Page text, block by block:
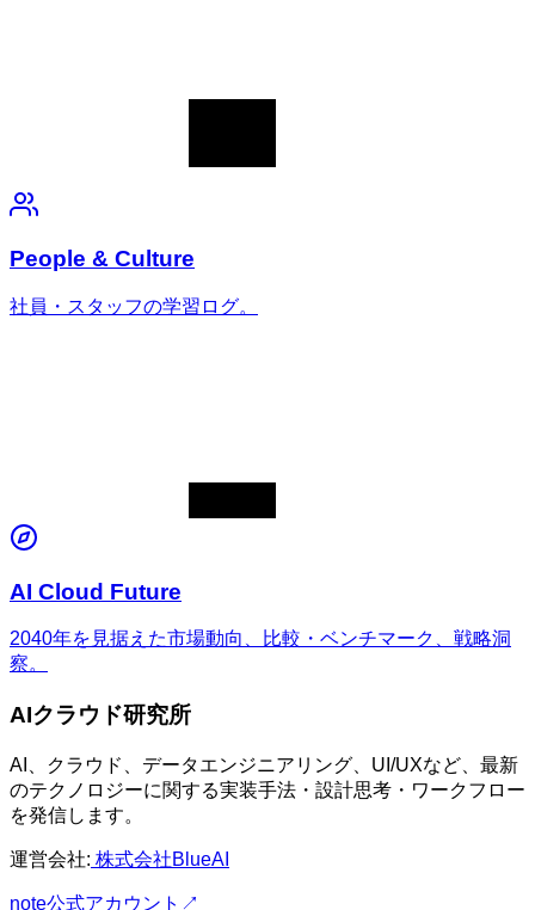
People & Culture
社員・スタッフの学習ログ。
AI Cloud Future
2040年を見据えた市場動向、比較・ベンチマーク、戦略洞
察。
AIクラウド研究所
AI、クラウド、データエンジニアリング、UI/UXなど、最新
のテクノロジーに関する実装手法・設計思考・ワークフロー
を発信します。
運営会社: 株式会社BlueAI
note公式アカウント ↗